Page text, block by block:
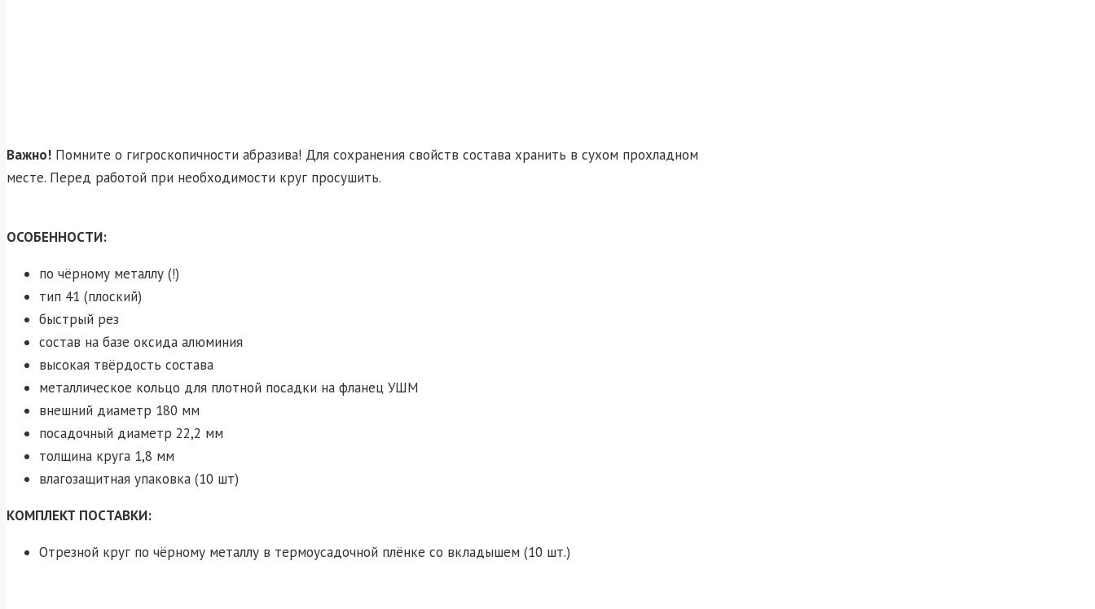
Важно! Помните о гигроскопичности абразива! Для сохранения свойств состава хранить в сухом прохладном
месте. Перед работой при необходимости круг просушить.
ОСОБЕННОСТИ:
по чёрному металлу (!)
тип 41 (плоский)
быстрый рез
состав на базе оксида алюминия
высокая твёрдость состава
металлическое кольцо для плотной посадки на фланец УШМ
внешний диаметр 180 мм
посадочный диаметр 22,2 мм
толщина круга 1,8 мм
влагозащитная упаковка (10 шт)
КОМПЛЕКТ ПОСТАВКИ:
Отрезной круг по чёрному металлу в термоусадочной плёнке со вкладышем (10 шт.)